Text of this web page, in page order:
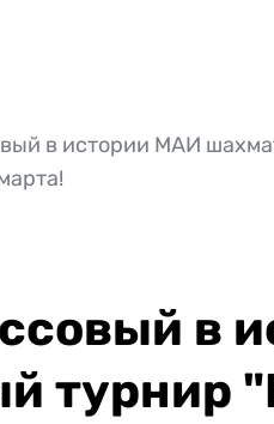
в истории МАИ
в
турнир